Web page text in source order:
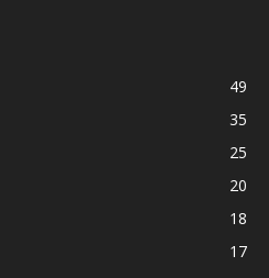
49
35
25
20
18
17